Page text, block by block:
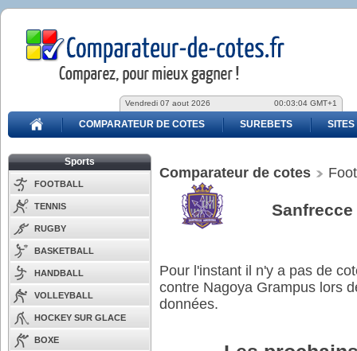
Vendredi 07 aout 2026 00:03:04 GMT+1
COMPARATEUR DE COTES SUREBETS SITES
Sports
FOOTBALL
TENNIS
RUGBY
BASKETBALL
HANDBALL
VOLLEYBALL
HOCKEY SUR GLACE
BOXE
Comparateur de cotes
Pour l'instant il n'y a pas de
contre Nagoya Grampus lors
données.